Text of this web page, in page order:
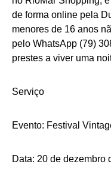
de forma online pela
menores de 16 anos
pelo WhatsApp (79)
prestes a viver uma
Serviço
Evento: Festival
Data: 20 de dezembro